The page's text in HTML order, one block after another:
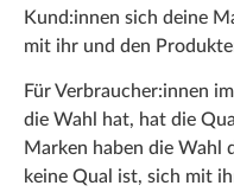
Kund:innen sich deine
mit ihr und den
Für Verbraucher:innen
die Wahl hat, hat die
Marken haben die Wahl
keine Qual ist, sich mit